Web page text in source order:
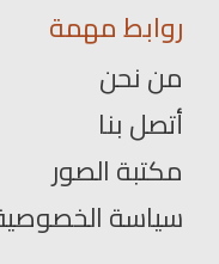
روابط مهمة
من نحن
أتصل بنا
مكتبة الصور
سياسة